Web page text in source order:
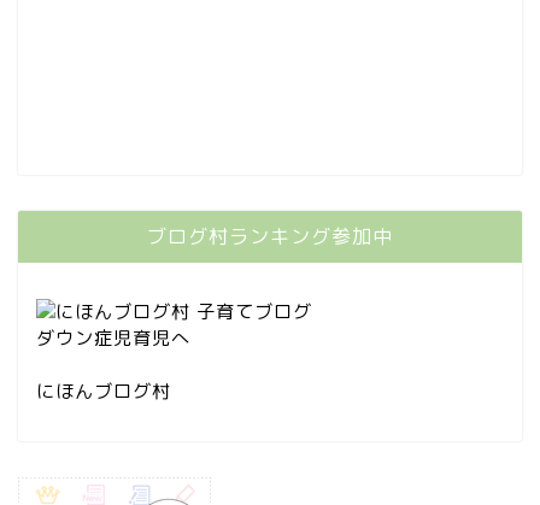
ブログ村ランキング参加中
にほんブログ村